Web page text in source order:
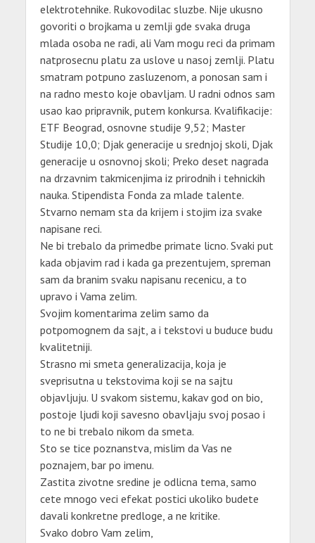
elektrotehnike. Rukovodilac sluzbe. Nije ukusno
govoriti o brojkama u zemlji gde svaka druga
mlada osoba ne radi, ali Vam mogu reci da primam
natprosecnu platu za uslove u nasoj zemlji. Platu
smatram potpuno zasluzenom, a ponosan sam i
na radno mesto koje obavljam. U radni odnos sam
usao kao pripravnik, putem konkursa. Kvalifikacije:
ETF Beograd, osnovne studije 9,52; Master
Studije 10,0; Djak generacije u srednjoj skoli, Djak
generacije u osnovnoj skoli; Preko deset nagrada
na drzavnim takmicenjima iz prirodnih i tehnickih
nauka. Stipendista Fonda za mlade talente.
Stvarno nemam sta da krijem i stojim iza svake
napisane reci.
Ne bi trebalo da primedbe primate licno. Svaki put
kada objavim rad i kada ga prezentujem, spreman
sam da branim svaku napisanu recenicu, a to
upravo i Vama zelim.
Svojim komentarima zelim samo da
potpomognem da sajt, a i tekstovi u buduce budu
kvalitetniji.
Strasno mi smeta generalizacija, koja je
sveprisutna u tekstovima koji se na sajtu
objavljuju. U svakom sistemu, kakav god on bio,
postoje ljudi koji savesno obavljaju svoj posao i
to ne bi trebalo nikom da smeta.
Sto se tice poznanstva, mislim da Vas ne
poznajem, bar po imenu.
Zastita zivotne sredine je odlicna tema, samo
cete mnogo veci efekat postici ukoliko budete
davali konkretne predloge, a ne kritike.
Svako dobro Vam zelim,